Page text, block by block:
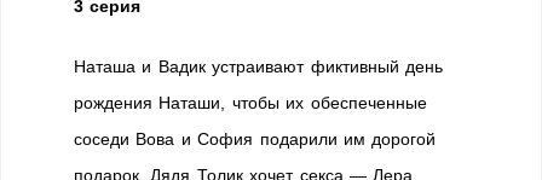
3 серия
Наташа и Вадик устраивают фиктивный день
рождения Наташи, чтобы их обеспеченные
соседи Вова и София подарили им дорогой
подарок. Дядя Толик хочет секса — Лера